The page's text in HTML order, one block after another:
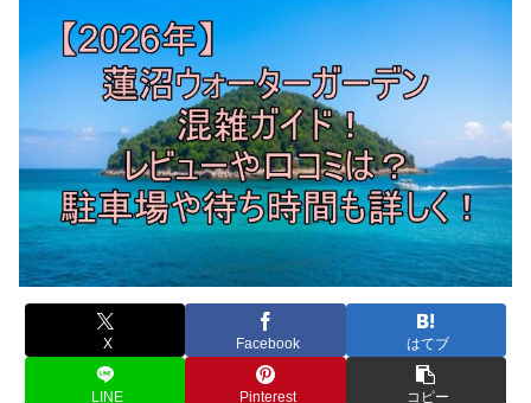
X Facebook はてブ
LINE Pinterest コピー